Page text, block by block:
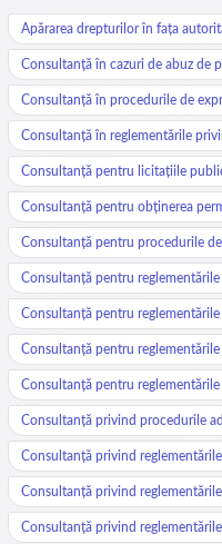
Apărarea drepturilor în fața
Consultanță în cazuri de abuz de
Consultanță în procedurile de
Consultanță în reglementările
Consultanță pentru licitațiile
Consultanță pentru obținerea
Consultanță pentru procedurile
Consultanță pentru
Consultanță pentru
Consultanță pentru
Consultanță pentru
Consultanță privind procedurile
Consultanță privind
Consultanță privind
Consultanță privind